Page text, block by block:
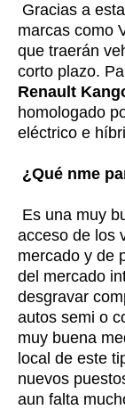
Gracias a
marcas como
que traerán
corto plazo.
Renault
homologado
eléctrico e
¿Qué nme
Es una muy
acceso de los
mercado y de
del mercado
desgravar
autos semi o
muy buena
local de este
nuevos
aun falta